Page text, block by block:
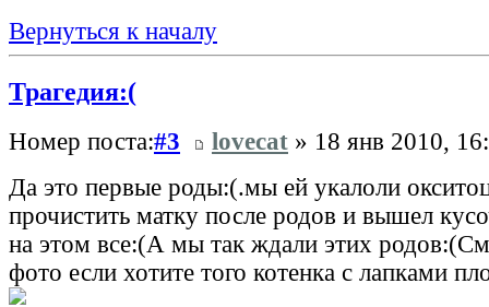
Вернуться к началу
Трагедия:(
Номер поста:#3 lovecat » 18 янв 2010,
Да это первые роды:(.мы ей укалоли
прочистить матку после родов и вышел
на этом все:(А мы так ждали этих
фото если хотите того котенка с лапками